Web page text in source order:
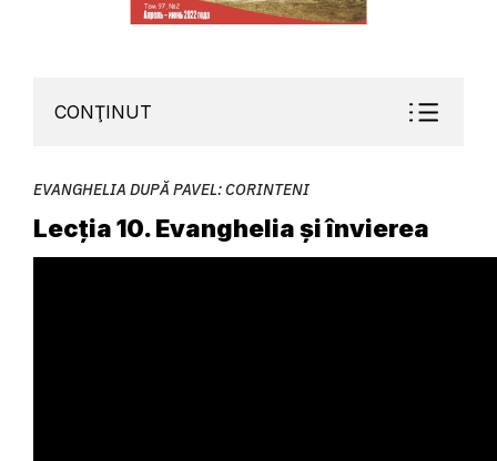
CONŢINUT
EVANGHELIA DUPĂ PAVEL: CORINTENI
Lecția 10. Evanghelia și învierea